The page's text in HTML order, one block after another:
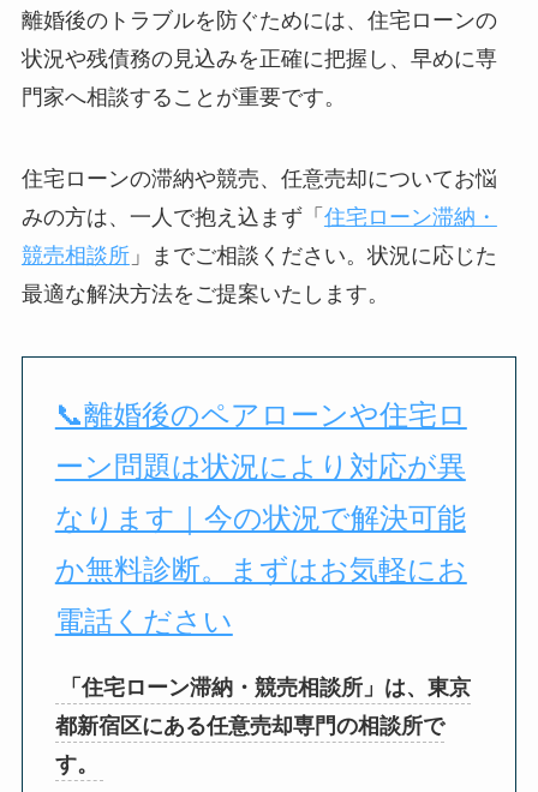
離婚後のトラブルを防ぐためには、住宅ローンの
状況や残債務の見込みを正確に把握し、早めに専
門家へ相談することが重要です。
住宅ローンの滞納や競売、任意売却についてお悩
みの方は、一人で抱え込まず「 住宅ローン滞納・
競売相談所」までご相談ください。状況に応じた
最適な解決方法をご提案いたします。
📞離婚後のペアローンや住宅ロ
ーン問題は状況により対応が異
なります｜今の状況で解決可能
か無料診断。まずはお気軽にお
電話ください
「住宅ローン滞納・競売相談所」は、東京
都新宿区にある任意売却専門の相談所で
す。